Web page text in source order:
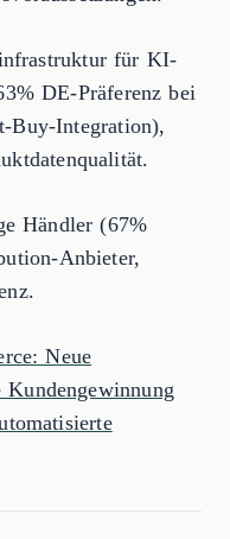
für KI-
DE-Präferenz bei
Buy-Integration),
Händler (67%
Anbieter,
Neue
Kundengewinnung